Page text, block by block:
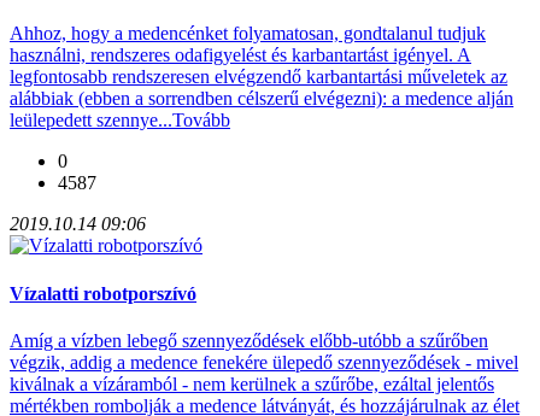
Ahhoz, hogy a medencénket folyamatosan, gondtalanul tudjuk
használni, rendszeres odafigyelést és karbantartást igényel. A
legfontosabb rendszeresen elvégzendő karbantartási műveletek az
alábbiak (ebben a sorrendben célszerű elvégezni): a medence alján
leülepedett szennye...Tovább
0
4587
2019.10.14 09:06
Vízalatti robotporszívó
Amíg a vízben lebegő szennyeződések előbb-utóbb a szűrőben
végzik, addig a medence fenekére ülepedő szennyeződések - mivel
kiválnak a vízáramból - nem kerülnek a szűrőbe, ezáltal jelentős
mértékben rombolják a medence látványát, és hozzájárulnak az élet